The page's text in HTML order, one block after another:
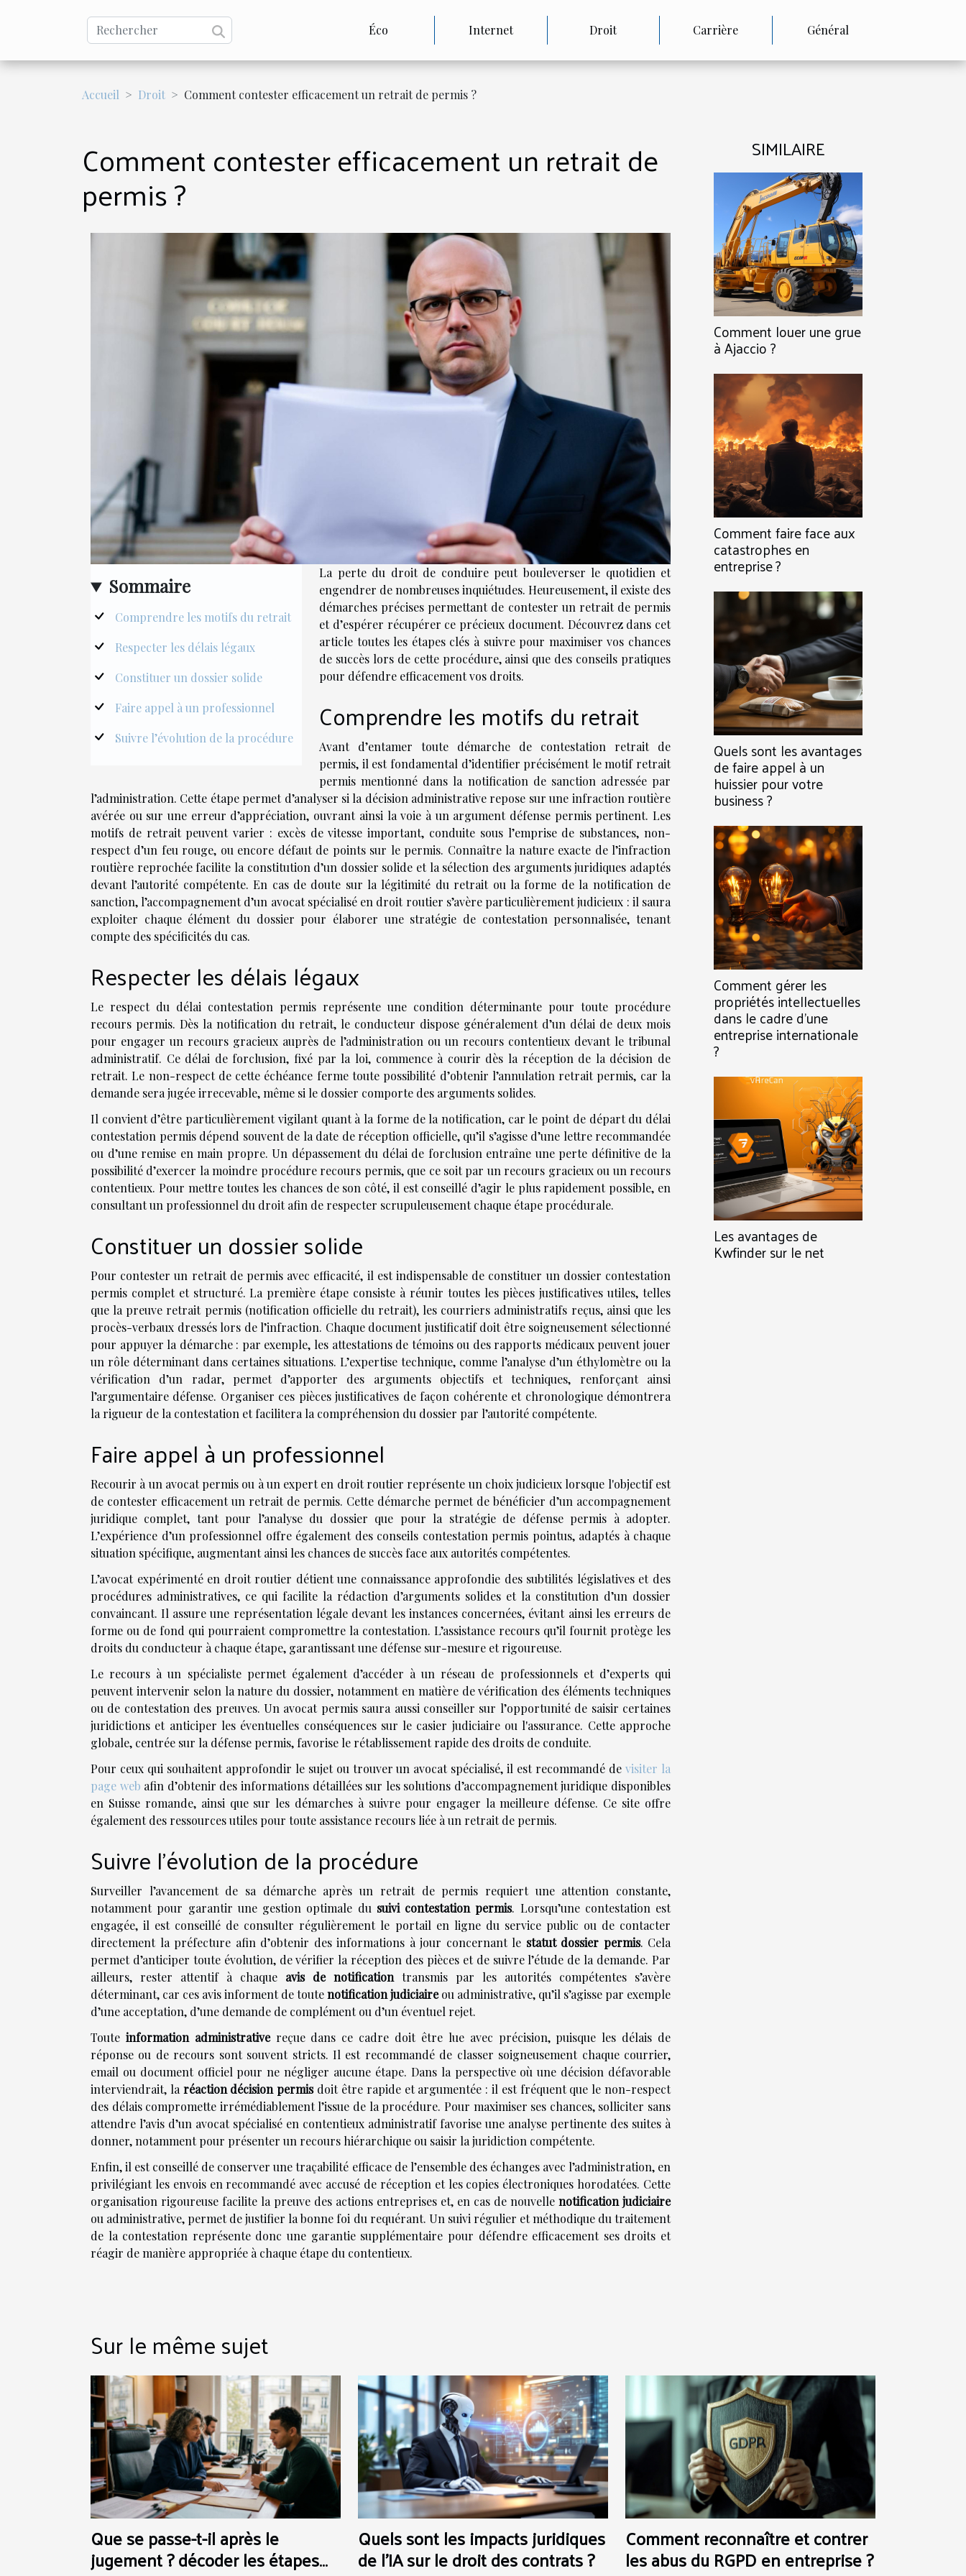
Éco Internet Droit Carrière Général
Accueil Droit Comment contester efficacement un retrait de permis ?
Comment contester efficacement un retrait de
permis ?
Sommaire
Comprendre les motifs du retrait
Respecter les délais légaux
Constituer un dossier solide
Faire appel à un professionnel
Suivre l’évolution de la procédure
La perte du droit de conduire peut bouleverser le quotidien et
engendrer de nombreuses inquiétudes. Heureusement, il existe des
démarches précises permettant de contester un retrait de permis
et d’espérer récupérer ce précieux document. Découvrez dans cet
article toutes les étapes clés à suivre pour maximiser vos chances
de succès lors de cette procédure, ainsi que des conseils pratiques
pour défendre efficacement vos droits.
Comprendre les motifs du retrait
Avant d’entamer toute démarche de contestation retrait de
permis, il est fondamental d’identifier précisément le motif retrait
permis mentionné dans la notification de sanction adressée par
l’administration. Cette étape permet d’analyser si la décision administrative repose sur une infraction routière
avérée ou sur une erreur d’appréciation, ouvrant ainsi la voie à un argument défense permis pertinent. Les
motifs de retrait peuvent varier : excès de vitesse important, conduite sous l’emprise de substances, non-
respect d’un feu rouge, ou encore défaut de points sur le permis. Connaître la nature exacte de l’infraction
routière reprochée facilite la constitution d’un dossier solide et la sélection des arguments juridiques adaptés
devant l’autorité compétente. En cas de doute sur la légitimité du retrait ou la forme de la notification de
sanction, l’accompagnement d’un avocat spécialisé en droit routier s’avère particulièrement judicieux : il saura
exploiter chaque élément du dossier pour élaborer une stratégie de contestation personnalisée, tenant
compte des spécificités du cas.
Respecter les délais légaux
Le respect du délai contestation permis représente une condition déterminante pour toute procédure
recours permis. Dès la notification du retrait, le conducteur dispose généralement d’un délai de deux mois
pour engager un recours gracieux auprès de l’administration ou un recours contentieux devant le tribunal
administratif. Ce délai de forclusion, fixé par la loi, commence à courir dès la réception de la décision de
retrait. Le non-respect de cette échéance ferme toute possibilité d’obtenir l’annulation retrait permis, car la
demande sera jugée irrecevable, même si le dossier comporte des arguments solides.
Il convient d’être particulièrement vigilant quant à la forme de la notification, car le point de départ du délai
contestation permis dépend souvent de la date de réception officielle, qu’il s’agisse d’une lettre recommandée
ou d’une remise en main propre. Un dépassement du délai de forclusion entraîne une perte définitive de la
possibilité d’exercer la moindre procédure recours permis, que ce soit par un recours gracieux ou un recours
contentieux. Pour mettre toutes les chances de son côté, il est conseillé d’agir le plus rapidement possible, en
consultant un professionnel du droit afin de respecter scrupuleusement chaque étape procédurale.
Constituer un dossier solide
Pour contester un retrait de permis avec efficacité, il est indispensable de constituer un dossier contestation
permis complet et structuré. La première étape consiste à réunir toutes les pièces justificatives utiles, telles
que la preuve retrait permis (notification officielle du retrait), les courriers administratifs reçus, ainsi que les
procès-verbaux dressés lors de l’infraction. Chaque document justificatif doit être soigneusement sélectionné
pour appuyer la démarche : par exemple, les attestations de témoins ou des rapports médicaux peuvent jouer
un rôle déterminant dans certaines situations. L’expertise technique, comme l’analyse d’un éthylomètre ou la
vérification d’un radar, permet d’apporter des arguments objectifs et techniques, renforçant ainsi
l’argumentaire défense. Organiser ces pièces justificatives de façon cohérente et chronologique démontrera
la rigueur de la contestation et facilitera la compréhension du dossier par l’autorité compétente.
Faire appel à un professionnel
Recourir à un avocat permis ou à un expert en droit routier représente un choix judicieux lorsque l'objectif est
de contester efficacement un retrait de permis. Cette démarche permet de bénéficier d’un accompagnement
juridique complet, tant pour l’analyse du dossier que pour la stratégie de défense permis à adopter.
L’expérience d’un professionnel offre également des conseils contestation permis pointus, adaptés à chaque
situation spécifique, augmentant ainsi les chances de succès face aux autorités compétentes.
L’avocat expérimenté en droit routier détient une connaissance approfondie des subtilités législatives et des
procédures administratives, ce qui facilite la rédaction d’arguments solides et la constitution d’un dossier
convaincant. Il assure une représentation légale devant les instances concernées, évitant ainsi les erreurs de
forme ou de fond qui pourraient compromettre la contestation. L’assistance recours qu’il fournit protège les
droits du conducteur à chaque étape, garantissant une défense sur-mesure et rigoureuse.
Le recours à un spécialiste permet également d’accéder à un réseau de professionnels et d’experts qui
peuvent intervenir selon la nature du dossier, notamment en matière de vérification des éléments techniques
ou de contestation des preuves. Un avocat permis saura aussi conseiller sur l’opportunité de saisir certaines
juridictions et anticiper les éventuelles conséquences sur le casier judiciaire ou l'assurance. Cette approche
globale, centrée sur la défense permis, favorise le rétablissement rapide des droits de conduite.
Pour ceux qui souhaitent approfondir le sujet ou trouver un avocat spécialisé, il est recommandé devisiter la
page web afin d’obtenir des informations détaillées sur les solutions d’accompagnement juridique disponibles
en Suisse romande, ainsi que sur les démarches à suivre pour engager la meilleure défense. Ce site offre
également des ressources utiles pour toute assistance recours liée à un retrait de permis.
Suivre l’évolution de la procédure
Surveiller l’avancement de sa démarche après un retrait de permis requiert une attention constante,
notamment pour garantir une gestion optimale du suivi contestation permis. Lorsqu’une contestation est
engagée, il est conseillé de consulter régulièrement le portail en ligne du service public ou de contacter
directement la préfecture afin d’obtenir des informations à jour concernant le statut dossier permis. Cela
permet d’anticiper toute évolution, de vérifier la réception des pièces et de suivre l’étude de la demande. Par
ailleurs, rester attentif à chaque avis de notification transmis par les autorités compétentes s’avère
déterminant, car ces avis informent de toutenotification judiciaireou administrative, qu’il s’agisse par exemple
d’une acceptation, d’une demande de complément ou d’un éventuel rejet.
Toute information administrativereçue dans ce cadre doit être lue avec précision, puisque les délais de
réponse ou de recours sont souvent stricts. Il est recommandé de classer soigneusement chaque courrier,
email ou document officiel pour ne négliger aucune étape. Dans la perspective où une décision défavorable
interviendrait, la réaction décision permisdoit être rapide et argumentée : il est fréquent que le non-respect
des délais compromette irrémédiablement l’issue de la procédure. Pour maximiser ses chances, solliciter sans
attendre l’avis d’un avocat spécialisé en contentieux administratif favorise une analyse pertinente des suites à
donner, notamment pour présenter un recours hiérarchique ou saisir la juridiction compétente.
Enfin, il est conseillé de conserver une traçabilité efficace de l’ensemble des échanges avec l’administration, en
privilégiant les envois en recommandé avec accusé de réception et les copies électroniques horodatées. Cette
organisation rigoureuse facilite la preuve des actions entreprises et, en cas de nouvelle notification judiciaire
ou administrative, permet de justifier la bonne foi du requérant. Un suivi régulier et méthodique du traitement
de la contestation représente donc une garantie supplémentaire pour défendre efficacement ses droits et
réagir de manière appropriée à chaque étape du contentieux.
SIMILAIRE
Comment louer une grue
à Ajaccio ?
Comment faire face aux
catastrophes en
entreprise ?
Quels sont les avantages
de faire appel à un
huissier pour votre
business ?
Comment gérer les
propriétés intellectuelles
dans le cadre d’une
entreprise internationale
?
Les avantages de
Kwfinder sur le net
Sur le même sujet
Que se passe-t-il après le
jugement ? décoder les étapes
Quels sont les impacts juridiques
de l'IA sur le droit des contrats ?
Comment reconnaître et contrer
les abus du RGPD en entreprise ?